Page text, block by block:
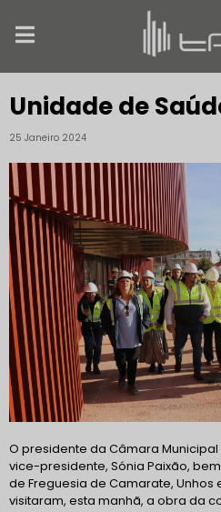
Unidade de
25 Janeiro 2024
O presidente da Câmara Municipal
vice-presidente, Sónia Paixão,
de Freguesia de Camarate, Unhos
visitaram, esta manhã, a obra da